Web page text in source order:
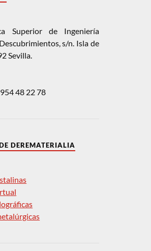
Superior de Ingeniería
s/n. Isla de
Sevilla.
48 22 78
DEREMATERIALIA